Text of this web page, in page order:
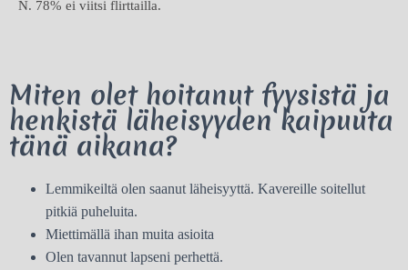
N. 78% ei viitsi flirttailla.
Miten olet hoitanut fyysistä ja
henkistä läheisyyden kaipuuta
tänä aikana?
Lemmikeiltä olen saanut läheisyyttä. Kavereille soitellut
pitkiä puheluita.
Miettimällä ihan muita asioita
Olen tavannut lapseni perhettä.